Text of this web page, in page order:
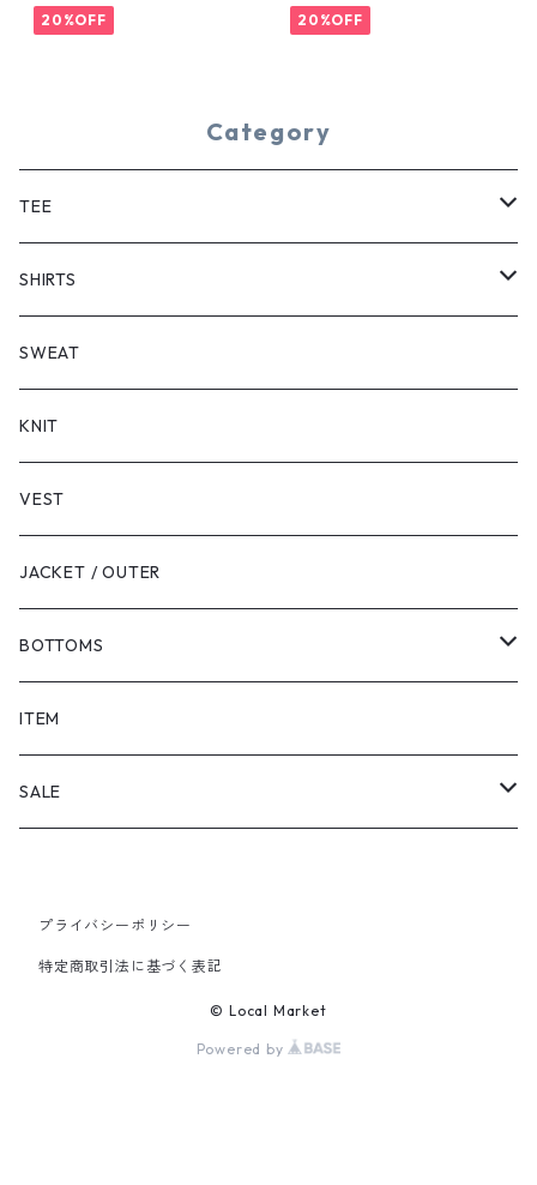
20%OFF 20%OFF
Category
TEE
SHORT SLEEVE
LONG SLEEVE
SHIRTS
SHORT SLEEVE
LONG SLEEVE
SWEAT
KNIT
VEST
JACKET / OUTER
BOTTOMS
SHORTS
PANTS
ITEM
SALE
PANTS
プライバシーポリシー
特定商取引法に基づく表記
© Local Market
Powered by